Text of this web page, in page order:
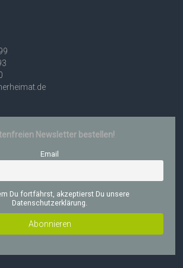
Newsletter bestellen!
Email
Du fortfährst, akzeptierst Du unsere
Datenschutzerklärung.